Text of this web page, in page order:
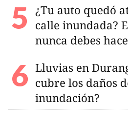
¿Tu auto quedó
calle inundada?
nunca debes
Lluvias en
cubre los daños
inundación?